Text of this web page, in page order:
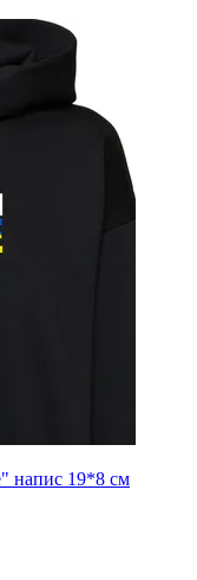
напис 19*8 см